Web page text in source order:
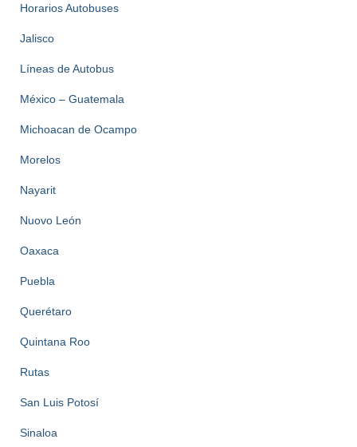
Horarios Autobuses
Jalisco
Líneas de Autobus
México – Guatemala
Michoacan de Ocampo
Morelos
Nayarit
Nuovo León
Oaxaca
Puebla
Querétaro
Quintana Roo
Rutas
San Luis Potosí
Sinaloa